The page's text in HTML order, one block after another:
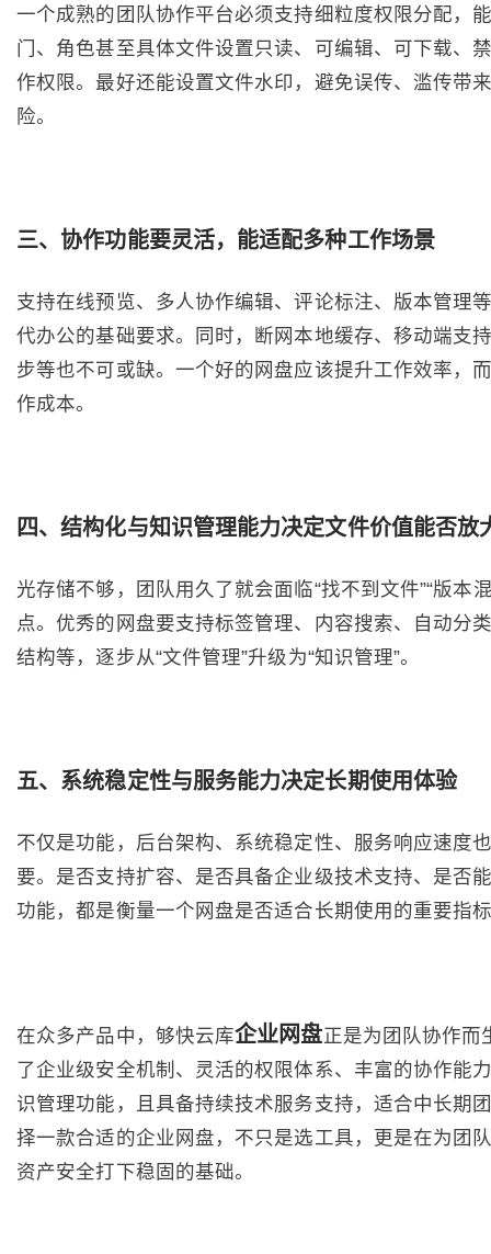
一个成熟的团队协作平台必须支持细粒度权限分配，
门、角色甚至具体文件设置只读、可编辑、可下载、
作权限。最好还能设置文件水印，避免误传、滥传带
险。
三、协作功能要灵活，能适配多种工作场景
支持在线预览、多人协作编辑、评论标注、版本管理
代办公的基础要求。同时，断网本地缓存、移动端支
步等也不可或缺。一个好的网盘应该提升工作效率，
作成本。
四、结构化与知识管理能力决定文件价值能否放
光存储不够，团队用久了就会面临“找不到文件”“版本
点。优秀的网盘要支持标签管理、内容搜索、自动分
结构等，逐步从“文件管理”升级为“知识管理”。
五、系统稳定性与服务能力决定长期使用体验
不仅是功能，后台架构、系统稳定性、服务响应速度
要。是否支持扩容、是否具备企业级技术支持、是否
功能，都是衡量一个网盘是否适合长期使用的重要指
在众多产品中，够快云库企业网盘正是为团队协作而
了企业级安全机制、灵活的权限体系、丰富的协作能
识管理功能，且具备持续技术服务支持，适合中长期
择一款合适的企业网盘，不只是选工具，更是在为团
资产安全打下稳固的基础。